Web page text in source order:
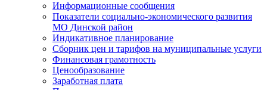
Информационные сообщения
Показатели социально-экономического развития
МО Динской район
Индикативное планирование
Сборник цен и тарифов на муниципальные услуги
Финансовая грамотность
Ценообразование
Заработная плата